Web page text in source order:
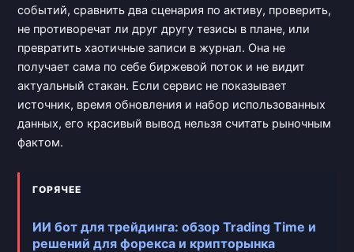
событий, сравнить два сценария по активу, проверить,
не противоречат ли друг другу тезисы в плане, или
превратить хаотичные записи в журнал. Она не
получает сама по себе биржевой поток и не видит
актуальный стакан. Если сервис не показывает
источник, время обновления и набор использованных
данных, его красивый вывод нельзя считать рыночным
фактом.
ГОРЯЧЕЕ
ИИ бот для трейдинга: обзор Trading Time и
решений для форекса и крипторынка